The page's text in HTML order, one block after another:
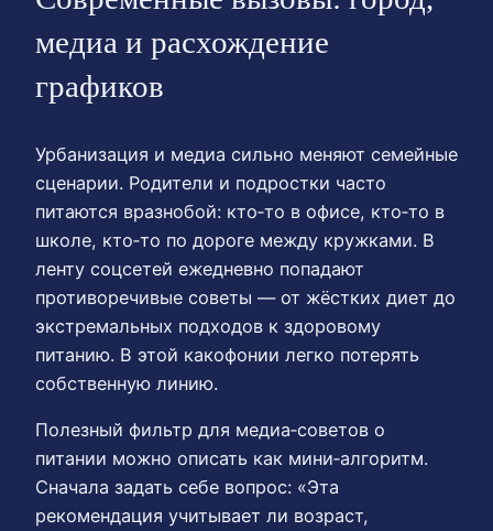
медиа и расхождение
графиков
Урбанизация и медиа сильно меняют семейные
сценарии. Родители и подростки часто
питаются вразнобой: кто‑то в офисе, кто‑то в
школе, кто‑то по дороге между кружками. В
ленту соцсетей ежедневно попадают
противоречивые советы — от жёстких диет до
экстремальных подходов к здоровому
питанию. В этой какофонии легко потерять
собственную линию.
Полезный фильтр для медиа‑советов о
питании можно описать как мини‑алгоритм.
Сначала задать себе вопрос: «Эта
рекомендация учитывает ли возраст,